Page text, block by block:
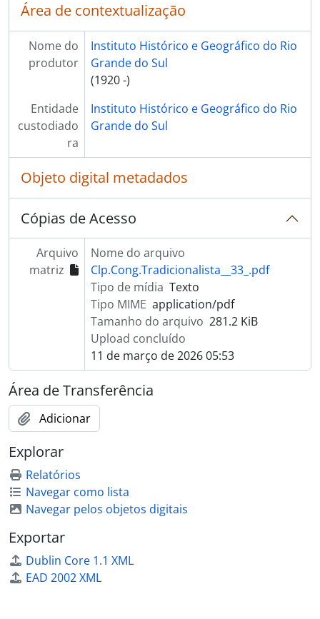
Área de contextualização
Nome do
produtor
Instituto Histórico e Geográfico do Rio
Grande do Sul
(1920 -)
Entidade
custodiado
ra
Instituto Histórico e Geográfico do Rio
Grande do Sul
Objeto digital metadados
Cópias de Acesso
Arquivo
matriz
Nome do arquivo
Clp.Cong.Tradicionalista__33_.pdf
Tipo de mídia Texto
Tipo MIME application/pdf
Tamanho do arquivo 281.2 KiB
Upload concluído
11 de março de 2026 05:53
Área de Transferência
Adicionar
Explorar
Relatórios
Navegar como lista
Navegar pelos objetos digitais
Exportar
Dublin Core 1.1 XML
EAD 2002 XML